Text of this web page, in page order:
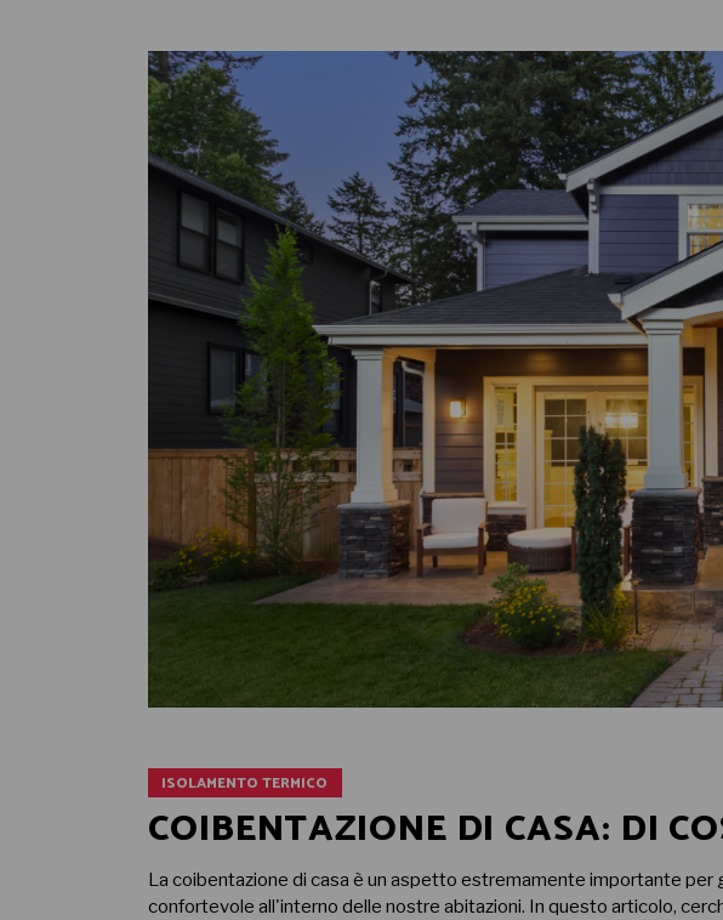
ISOLAMENTO TERMICO
COIBENTAZIONE DI CASA: DI
La coibentazione di casa è un aspetto estremamente importante
confortevole all'interno delle nostre abitazioni. In questo articolo,